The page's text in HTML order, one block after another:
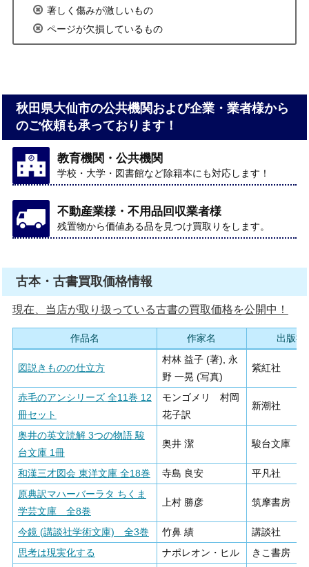
著しく傷みが激しいもの
ページが欠損しているもの
秋田県大仙市の公共機関および企業・業者様から
のご依頼も承っております！
教育機関・公共機関
学校・大学・図書館など除籍本にも対応します！
不動産業様・不用品回収業者様
残置物から価値ある品を見つけ買取りをします。
古本・古書買取価格情報
現在、当店が取り扱っている古書の買取価格を公開中！
作品名 作家名 出版社
図説きものの仕立方
村林 益子 (著), 永
野 一晃 (写真)
紫紅社
赤毛のアンシリーズ 全11巻 12
冊セット
モンゴメリ 村岡
花子訳
新潮社
奥井の英文読解 3つの物語 駿
台文庫 1冊
奥井 潔 駿台文庫
和漢三才図会 東洋文庫 全18巻 寺島 良安
平凡社
原典訳マハーバーラタ ちくま
学芸文庫 全8巻
上村 勝彦 筑摩書房
今鏡 (講談社学術文庫) 全3巻 竹鼻 績
講談社
思考は現実化する
ナポレオン・ヒル
きこ書房